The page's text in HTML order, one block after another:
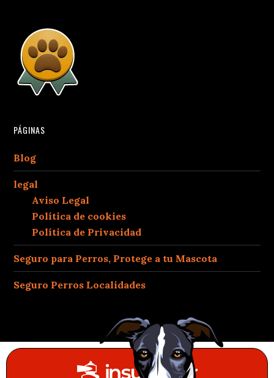
PÁGINAS
Blog
legal
Aviso Legal
Política de cookies
Política de Privacidad
Seguro para Perros, Protege a tu Mascota
Seguro Perros Localidades